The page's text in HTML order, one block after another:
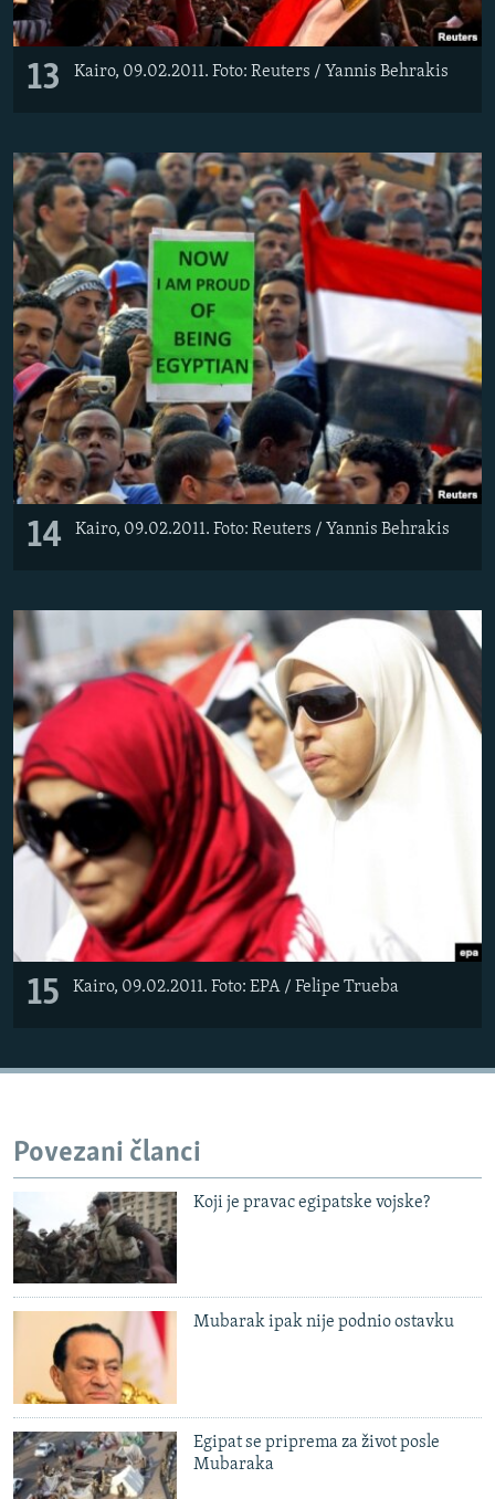
13 Kairo, 09.02.2011. Foto: Reuters / Yannis Behrakis
14 Kairo, 09.02.2011. Foto: Reuters / Yannis Behrakis
15 Kairo, 09.02.2011. Foto: EPA / Felipe Trueba
Povezani članci
Koji je pravac egipatske vojske?
Mubarak ipak nije podnio ostavku
Egipat se priprema za život posle
Mubaraka